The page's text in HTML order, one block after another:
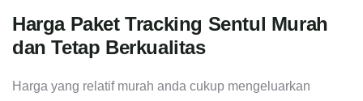
Harga Paket Tracking Sentul Murah
dan Tetap Berkualitas
Harga yang relatif murah anda cukup mengeluarkan